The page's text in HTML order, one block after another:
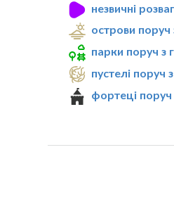
незвичні
острови
парки поруч з
пустелі
фортеці